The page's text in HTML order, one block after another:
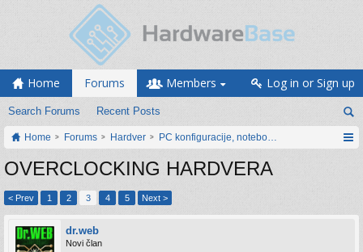
Home Forums
Search Forums Recent Posts
Members Log in or Sign up
Home Forums Hardver PC konfiguracije, notebook računari, servis
OVERCLOCKING HARDVERA
< Prev 1 2 3 4 5 Next >
dr.web
Novi član